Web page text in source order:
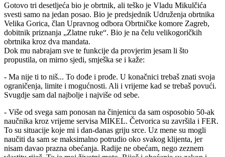
Gotovo tri desetljeća bio je obrtnik, ali teško je Vladu Mikulčića
svesti samo na jedan posao. Bio je predsjednik Udruženja obrtnika
Velika Gorica, član Upravnog odbora Obrtničke komore Zagreb,
dobitnik priznanja „Zlatne ruke“. Bio je na čelu velikogoričkih
obrtnika kroz dva mandata.
Dok mu nabrajam sve te funkcije da provjerim jesam li što
propustila, on mirno sjedi, smješka se i kaže:
- Ma nije ti to niš... To dođe i prođe. U konačnici trebaš znati svoja
ograničenja, limite i mogućnosti. Ali i vrijeme kad se trebaš povući.
Svugdje sam dal najbolje i najviše od sebe.
- Više od svega sam ponosan na činjenicu da sam osposobio 50-ak
naučnika kroz vrijeme servisa MIKEL. Četvorica su završila i FER.
To su situacije koje mi i dan-danas griju srce. Uz mene su mogli
naučiti da sam se maksimalno potrudio oko svakog klijenta, jer
nisam davao prazna obećanja. Radije ne obećam, nego zeznem